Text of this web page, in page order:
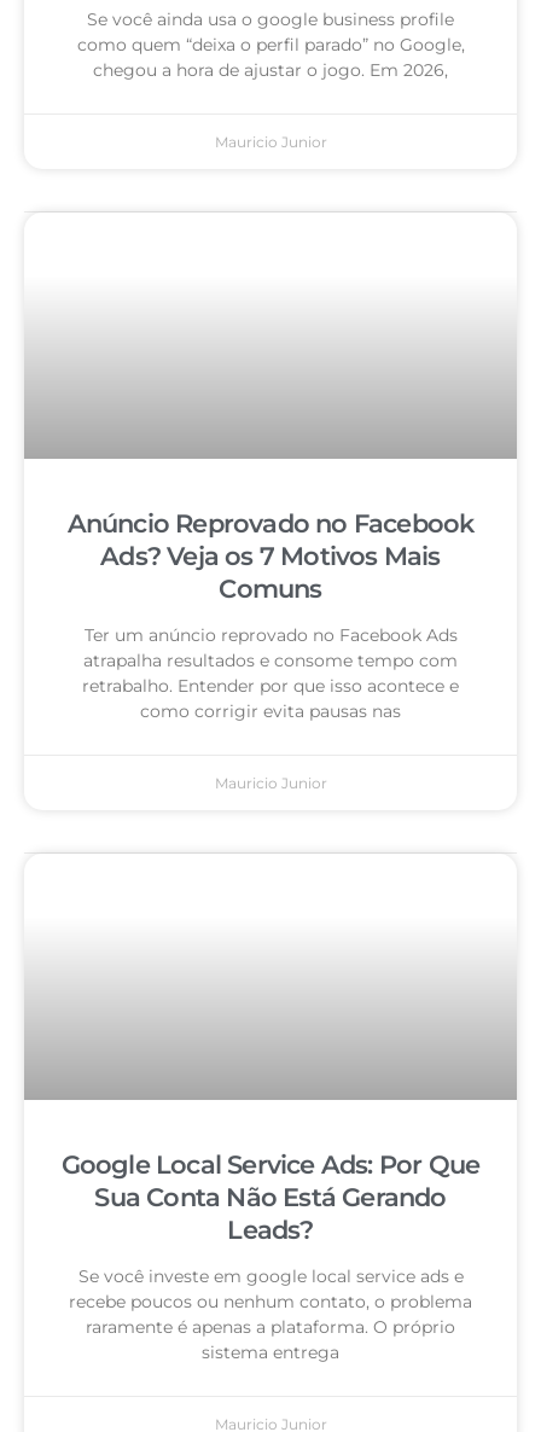
Se você ainda usa o google business profile
como quem “deixa o perfil parado” no Google,
chegou a hora de ajustar o jogo. Em 2026,
Mauricio Junior
Anúncio Reprovado no Facebook
Ads? Veja os 7 Motivos Mais
Comuns
Ter um anúncio reprovado no Facebook Ads
atrapalha resultados e consome tempo com
retrabalho. Entender por que isso acontece e
como corrigir evita pausas nas
Mauricio Junior
Google Local Service Ads: Por Que
Sua Conta Não Está Gerando
Leads?
Se você investe em google local service ads e
recebe poucos ou nenhum contato, o problema
raramente é apenas a plataforma. O próprio
sistema entrega
Mauricio Junior